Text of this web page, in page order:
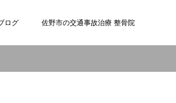
ログ 佐野市の交通事故治療 整骨院